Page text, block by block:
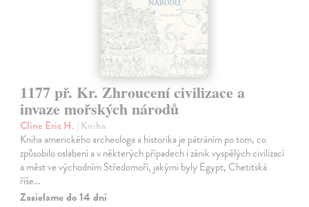
1177 př. Kr. Zhroucení civilizace a
invaze mořských národů
Cline Eric H. | Kniha
Kniha amerického archeologa a historika je pátráním po tom, co
způsobilo oslabení a v některých případech i zánik vyspělých civilizací
a měst ve východním Středomoří, jakými byly Egypt, Chetitská
říše…
Zasielame do 14 dní